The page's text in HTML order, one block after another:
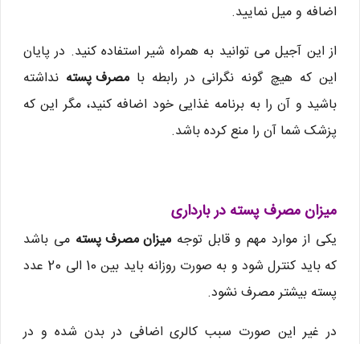
اضافه و میل نمایید.
از این آجیل می توانید به همراه شیر استفاده کنید. در پایان
این که هیچ گونه نگرانی در رابطه بامصرف پسته نداشته
باشید و آن را به برنامه غذایی خود اضافه کنید، مگر این که
پزشک شما آن را منع کرده باشد.
میزان مصرف پسته در بارداری
یکی از موارد مهم و قابل توجهمیزان مصرف پسته می باشد
که باید کنترل شود و به صورت روزانه باید بین 10 الی 20 عدد
پسته بیشتر مصرف نشود.
در غیر این صورت سبب کالری اضافی در بدن شده و در